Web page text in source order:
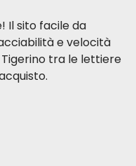
Il sito facile da
e velocità
Tigerino tra le lettiere